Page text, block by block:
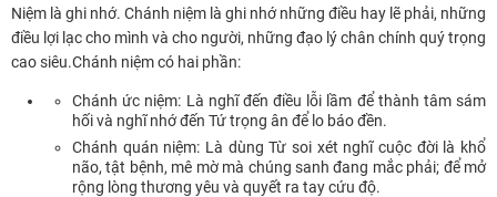
Niệm là ghi nhớ. Chánh niệm là ghi nhớ những điều hay lẽ phải, những
điều lợi lạc cho mình và cho người, những đạo lý chân chính quý trọng
cao siêu.Chánh niệm có hai phần:
Chánh ức niệm: Là nghĩ đến điều lỗi lầm để thành tâm sám
hối và nghĩ nhớ đến Tứ trọng ân để lo báo đền.
Chánh quán niệm: Là dùng Từ soi xét nghĩ cuộc đời là khổ
não, tật bệnh, mê mờ mà chúng sanh đang mắc phải; để mở
rộng lòng thương yêu và quyết ra tay cứu độ.